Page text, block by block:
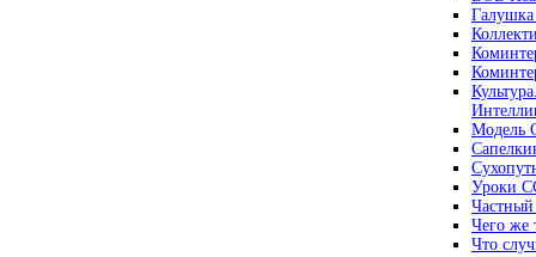
Модель
Уроки
Чего же
Что